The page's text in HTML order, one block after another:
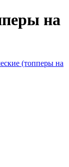
на
(топперы на